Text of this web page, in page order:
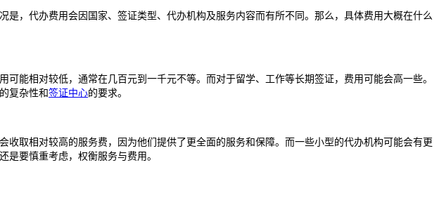
是，代办费用会因国家、签证类型、代办机构及服务内容而有所不同。那么，具体费用大概在什么
能相对较低，通常在几百元到一千元不等。而对于留学、工作等长期签证，费用可能会高一些。
复杂性和签证中心的要求。
收取相对较高的服务费，因为他们提供了更全面的服务和保障。而一些小型的代办机构可能会有更
是要慎重考虑，权衡服务与费用。